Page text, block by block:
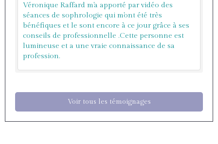
Véronique Raffard m'a apporté par vidéo des
séances de sophrologie qui m'ont été très
bénéfiques et le sont encore à ce jour grâce à ses
conseils de professionnelle .Cette personne est
lumineuse et a une vraie connaissance de sa
profession.
Voir tous les témoignages